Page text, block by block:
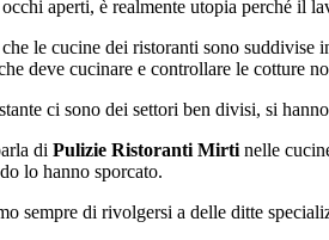
aperti, è realmente utopia perché il
le cucine dei ristoranti sono
deve cucinare e controllare le cotture
ci sono dei settori ben divisi, si
di Pulizie Ristoranti Mirti nelle
lo hanno sporcato.
sempre di rivolgersi a delle ditte